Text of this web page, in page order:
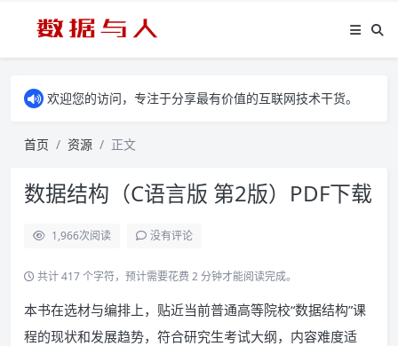
欢迎您的访问，专注于分享最有价值的互联网技术干货。
首页 资源 正文
数据结构（C语言版 第2版）PDF下载
1,966次阅读 没有评论
共计 417 个字符，预计需要花费 2 分钟才能阅读完成。
本书在选材与编排上，贴近当前普通高等院校“数据结构”课
程的现状和发展趋势，符合研究生考试大纲，内容难度适